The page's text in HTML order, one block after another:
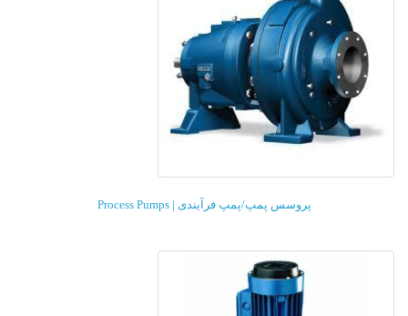
پروسس پمپ/پمپ فرآیندی | Process Pumps